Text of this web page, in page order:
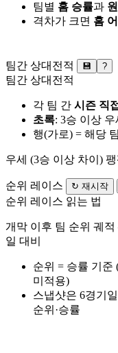
팀별 홈 승률과
격차가 크면 홈
팀간 상대전적 💾 ?
팀간 상대전적
각 팀 간 시즌 직
초록: 3승 이상 우
행(가로) = 해당
우세 (3승 이상 차이) 팽
순위 레이스 ↻ 재시작
순위 레이스 읽는 법
개막 이후 팀 순위 궤
일 대비
순위 = 승률 기준
미적용)
스냅샷은 6경기
순위·승률